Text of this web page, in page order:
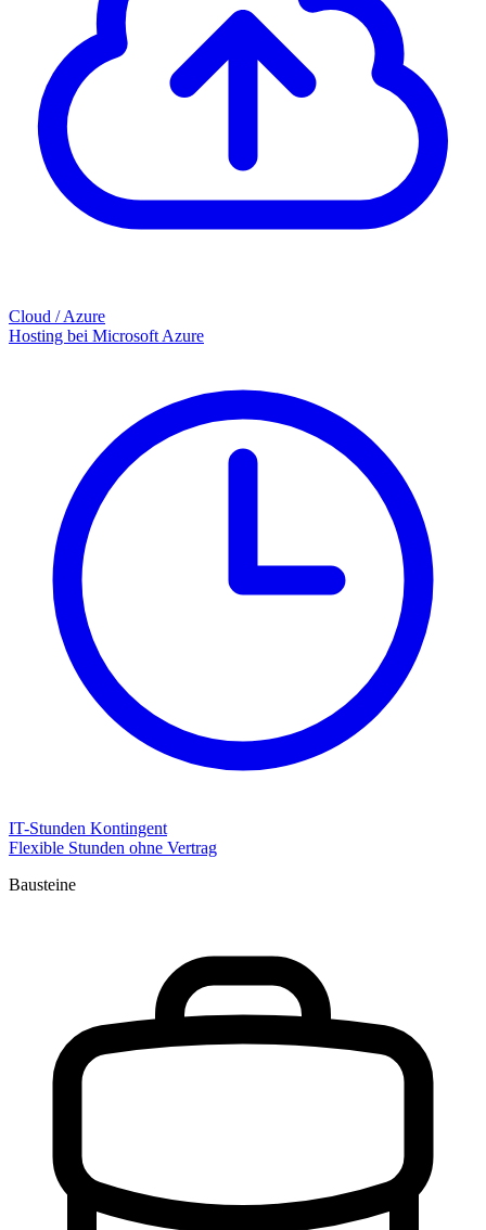
Cloud / Azure
Hosting bei Microsoft Azure
IT-Stunden Kontingent
Flexible Stunden ohne Vertrag
Bausteine